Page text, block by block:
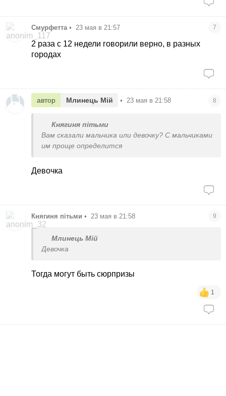
Смурфетта • 23 мая в 21:57 7
2 раза с 12 недели говорили верно, в разных
городах
автор Млинець Мій • 23 мая в 21:58 8
Княгиня пітьми
Вам сказали мальчика или девочку? С мальчиками
им проще определится
Девочка
Княгиня пітьми • 23 мая в 21:58 9
Млинець Мій
Девочка
Тогда могут быть сюрпризы
1